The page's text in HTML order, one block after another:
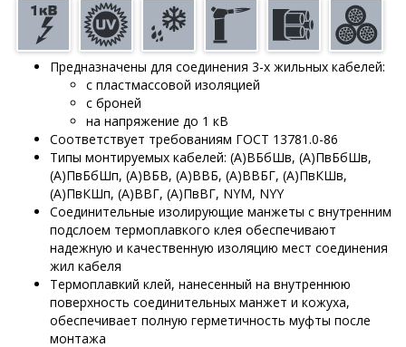
Предназначены для соединения 3-х жильных кабелей:
с пластмассовой изоляцией
с броней
на напряжение до 1 кВ
Соответствует требованиям ГОСТ 13781.0-86
Типы монтируемых кабелей: (А)ВБбШв, (А)ПвБбШв,
(А)ПвБбШп, (А)ВБВ, (А)ВВБ, (А)ВВБГ, (А)ПвКШв,
(А)ПвКШп, (А)ВВГ, (А)ПвВГ, NYM, NYY
Соединительные изолирующие манжеты с внутренним
подслоем термоплавкого клея обеспечивают
надежную и качественную изоляцию мест соединения
жил кабеля
Термоплавкий клей, нанесенный на внутреннюю
поверхность соединительных манжет и кожуха,
обеспечивает полную герметичность муфты после
монтажа